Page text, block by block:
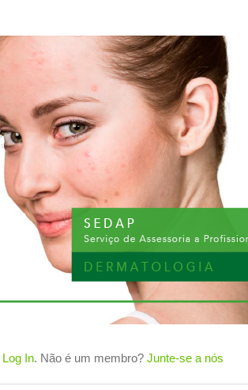
Log In. Não é um membro? Junte-se a nós